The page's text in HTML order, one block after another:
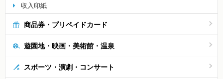
収入印紙
商品券・プリペイドカード
遊園地・映画・美術館・温泉
スポーツ・演劇・コンサート